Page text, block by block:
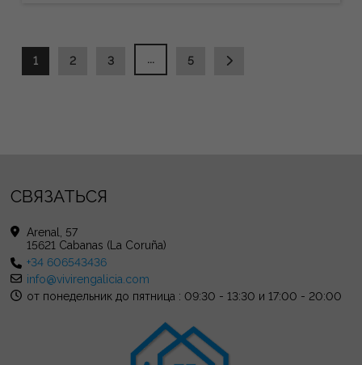
1 2 3 ... 5
СВЯЗАТЬСЯ
Arenal, 57
15621 Cabanas (La Coruña)
+34 606543436
info@vivirengalicia.com
от понедельник до пятница : 09:30 - 13:30 и 17:00 - 20:00